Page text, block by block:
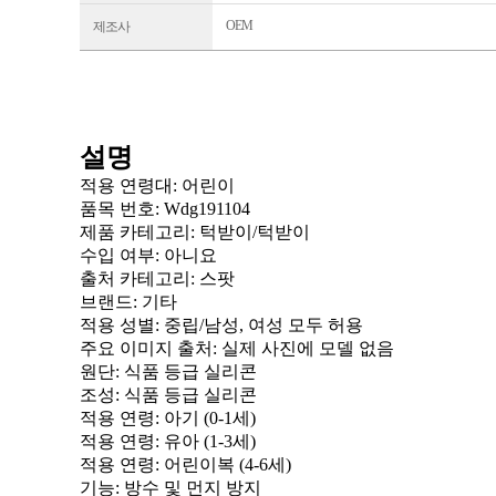
제조사 OEM
설명
적용 연령대: 어린이
품목 번호: Wdg191104
제품 카테고리 : 턱받이/턱받이
수입 여부: 아니요
출처 카테고리 : 스팟
브랜드: 기타
적용 성별: 중립/남성, 여성 모두 허용
주요 이미지 출처 : 실제 사진에 모델 없음
원단: 식품 등급 실리콘
조성: 식품 등급 실리콘
적용 연령: 아기 (0-1세)
적용 연령: 유아 (1-3세)
적용 연령: 어린이복 (4-6세)
기능: 방수 및 먼지 방지